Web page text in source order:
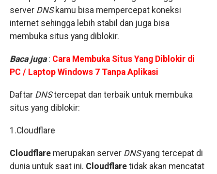
server DNSkamu bisa mempercepat koneksi
internet sehingga lebih stabil dan juga bisa
membuka situs yang diblokir.
Baca juga: Cara Membuka Situs Yang Diblokir di
PC / Laptop Windows 7 Tanpa Aplikasi
Daftar DNStercepat dan terbaik untuk membuka
situs yang diblokir:
1.Cloudflare
Cloudflaremerupakan server DNSyang tercepat di
dunia untuk saat ini. Cloudflaretidak akan mencatat